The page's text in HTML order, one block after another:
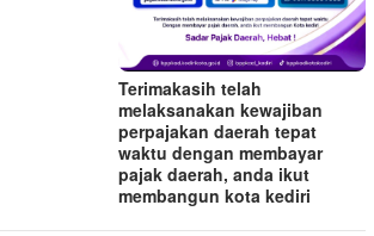
Terimakasih telah
melaksanakan kewajiban
perpajakan daerah tepat
waktu dengan membayar
pajak daerah, anda ikut
membangun kota kediri